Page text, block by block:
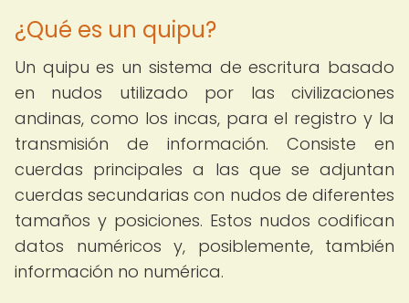
¿Qué es un quipu?
Un quipu es un sistema de escritura basado
en nudos utilizado por las civilizaciones
andinas, como los incas, para el registro y la
transmisión de información. Consiste en
cuerdas principales a las que se adjuntan
cuerdas secundarias con nudos de diferentes
tamaños y posiciones. Estos nudos codifican
datos numéricos y, posiblemente, también
información no numérica.